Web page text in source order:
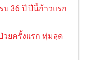
บ 36 ปี ปีนี้ก้าวแรก
วยครั้งแรก ทุ่มสุด